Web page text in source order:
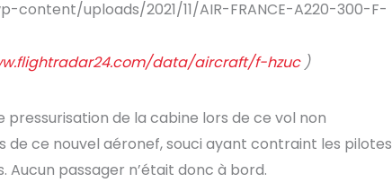
data/aircraft/f-hzuc)
de la cabine lors de ce vol non
ce nouvel aéronef, souci ayant contraint les pilotes
Aucun passager n’était donc à bord.